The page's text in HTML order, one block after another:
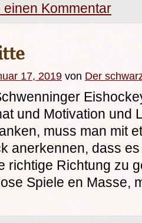
einen Kommentar
17, 2019 von Der
und Motivation und
muss man mit
anerkennen, dass
richtige Richtung zu
Spiele en Masse,